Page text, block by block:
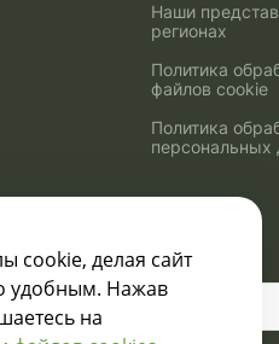
Наши
регионах
Политика
файлов cookie
Политика
персональных
cookie, делая сайт
удобным. Нажав
на